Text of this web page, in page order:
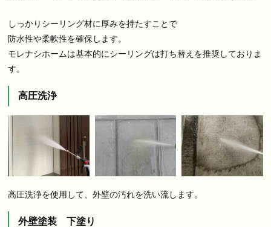
しっかりシーリング材に厚みを持たすことで
防水性や柔軟性を確保します。
モレナシホームは基本的にシーリングは打ち替えを推奨しておりま
す。
高圧洗浄
高圧洗浄を使用して、外壁の汚れを洗い流します。
外壁塗装 下塗り